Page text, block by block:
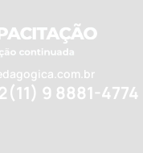
(11) 9 8881-4774